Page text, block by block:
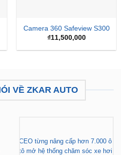
Camera 360 Safeview S300
₫11,500,000
VỀ ZKAR AUTO
CEO từng nâng cấp hơn 7.000 ô
tô mở hệ thống chăm sóc xe hơi